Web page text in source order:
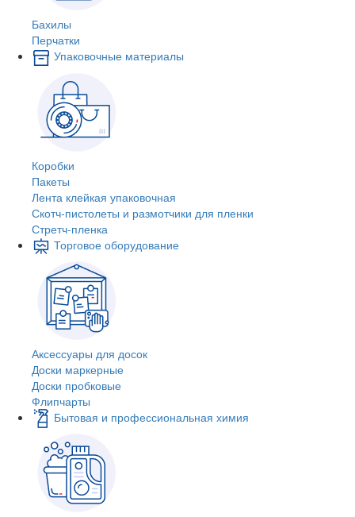
Бахилы
Перчатки
Упаковочные материалы
Коробки
Пакеты
Лента клейкая упаковочная
Скотч-пистолеты и размотчики для пленки
Стретч-пленка
Торговое оборудование
Аксессуары для досок
Доски маркерные
Доски пробковые
Флипчарты
Бытовая и профессиональная химия